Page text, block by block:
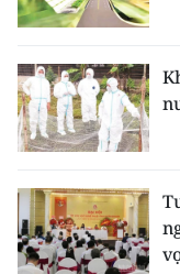
Video
Media Chính trị
Media Kinh tế
Media Xã hội